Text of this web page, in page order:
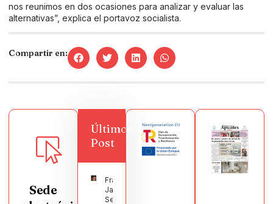
nos reunimos en dos ocasiones para analizar y evaluar las
alternativas”, explica el portavoz socialista.
Compartir en:
Sede
Últimos
Post
Francisco
Javier
Segura